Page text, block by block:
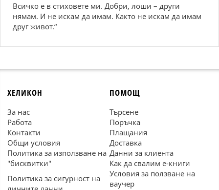
Всичко е в стиховете ми. Добри, лоши – други
нямам. И не искам да имам. Както не искам да имам
друг живот.“
ХЕЛИКОН
За нас
Работа
Контакти
Общи условия
Политика за използване на
"бисквитки"
Политика за сигурност на
ПОМОЩ
Търсене
Поръчка
Плащания
Доставка
Данни за клиента
Как да свалим е-книги
Условия за ползване на
ваучер